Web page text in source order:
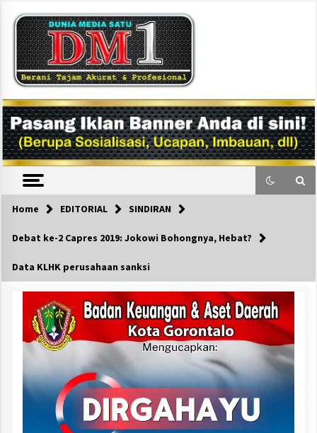
content
DM1
Home EDITORIAL SINDIRAN
Debat ke-2 Capres 2019: Jokowi Bohongnya, Hebat?
Data KLHK perusahaan sanksi